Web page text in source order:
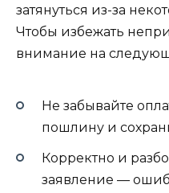
затянуться из-за
Чтобы избежать
внимание на
Не забывайте
пошлину и
Корректно и
заявление —